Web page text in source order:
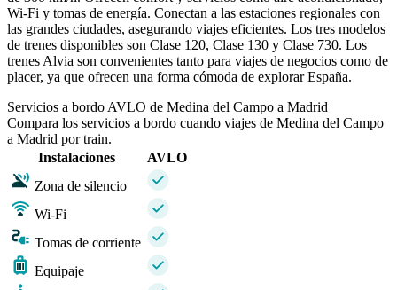
Wi-Fi y tomas de energía. Conectan a las estaciones regionales con
las grandes ciudades, asegurando viajes eficientes. Los tres modelos
de trenes disponibles son Clase 120, Clase 130 y Clase 730. Los
trenes Alvia son convenientes tanto para viajes de negocios como de
placer, ya que ofrecen una forma cómoda de explorar España.
Servicios a bordo AVLO de Medina del Campo a Madrid
Compara los servicios a bordo cuando viajes de Medina del Campo
a Madrid por train.
Instalaciones
AVLO
Zona de silencio
Wi-Fi
Tomas de corriente
Equipaje